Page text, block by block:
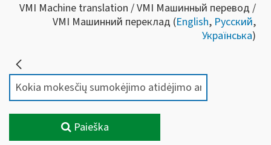
VMI Machine translation / VMI Машинный перевод /
VMI Машинний переклад (English, Русский,
Українська)
Paieška